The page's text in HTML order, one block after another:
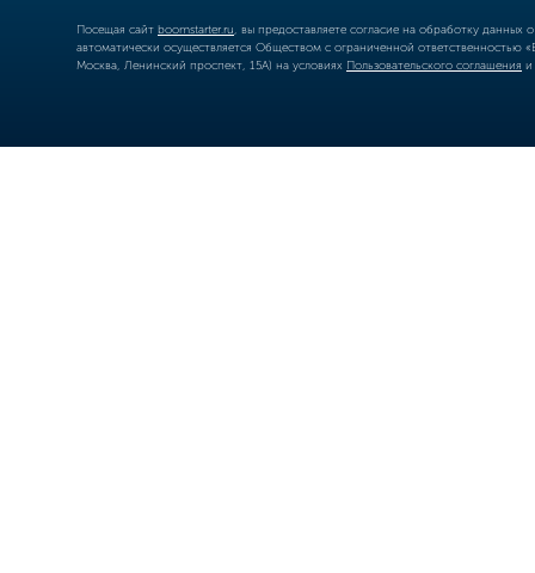
Посещая сайт boomstarter.ru , вы предоставляете согласие на обработку
автоматически осуществляется Обществом с ограниченной
Москва, Ленинский проспект, 15А) на условиях Пользовательского соглашения и